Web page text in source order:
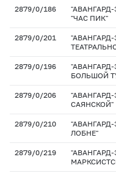
2879/0/186
"ЧАС ПИК"
2879/0/201
2879/0/196
БОЛЬШОЙ
2879/0/206
САЯНСКОЙ"
2879/0/210
ЛОБНЕ"
2879/0/219